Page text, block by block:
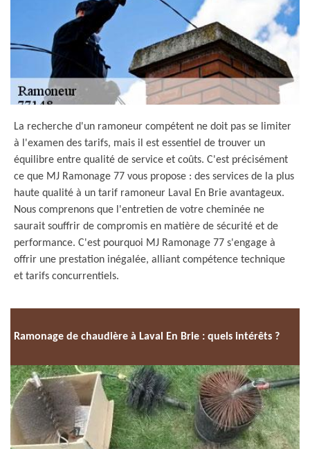
La recherche d'un ramoneur compétent ne doit pas se limiter
à l'examen des tarifs, mais il est essentiel de trouver un
équilibre entre qualité de service et coûts. C'est précisément
ce que MJ Ramonage 77 vous propose : des services de la plus
haute qualité à un tarif ramoneur Laval En Brie avantageux.
Nous comprenons que l'entretien de votre cheminée ne
saurait souffrir de compromis en matière de sécurité et de
performance. C'est pourquoi MJ Ramonage 77 s'engage à
offrir une prestation inégalée, alliant compétence technique
et tarifs concurrentiels.
Ramonage de chaudière à Laval En Brie : quels intérêts ?